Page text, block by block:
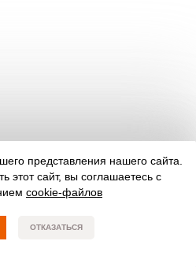
представления нашего сайта.
этот сайт, вы соглашаетесь с
cookie-файлов
ОТКАЗАТЬСЯ